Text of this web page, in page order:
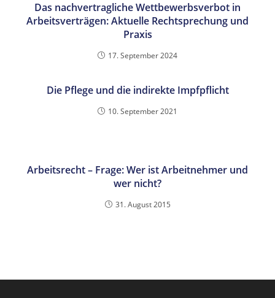
Das nachvertragliche Wettbewerbsverbot in
Arbeitsverträgen: Aktuelle Rechtsprechung und
Praxis
17. September 2024
Die Pflege und die indirekte Impfpflicht
10. September 2021
Arbeitsrecht – Frage: Wer ist Arbeitnehmer und
wer nicht?
31. August 2015